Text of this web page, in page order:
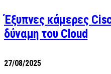
Έξυπνες κάμερες
δύναμη του Cloud
27/08/2025